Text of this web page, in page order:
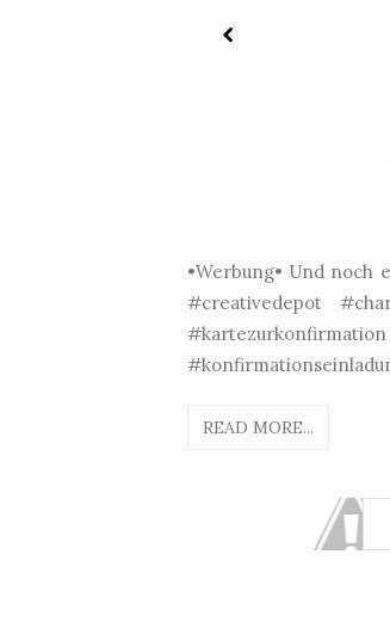
•Werbung• Und noch
#creativedepot
READ MORE...